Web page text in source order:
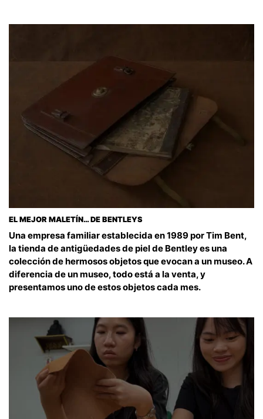
EL MEJOR MALETÍN… DE BENTLEYS
Una empresa familiar establecida en 1989 por Tim Bent,
la tienda de antigüedades de piel de Bentley es una
colección de hermosos objetos que evocan a un museo. A
diferencia de un museo, todo está a la venta, y
presentamos uno de estos objetos cada mes.